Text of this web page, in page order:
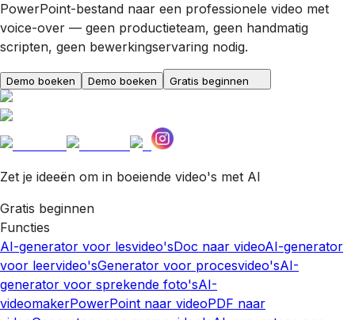
PowerPoint-bestand naar een professionele video met
voice-over — geen productieteam, geen handmatig
scripten, geen bewerkingservaring nodig.
Demo boeken Demo boeken Gratis beginnen
Zet je ideeën om in boeiende video's met AI
Gratis beginnen
Functies
AI-generator voor lesvideo'sDoc naar videoAI-generator
voor leervideo'sGenerator voor procesvideo'sAI-
generator voor sprekende foto'sAI-
videomakerPowerPoint naar videoPDF naar